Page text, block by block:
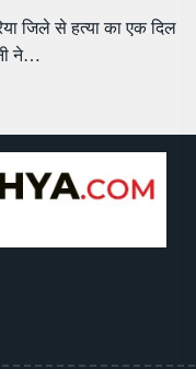
जिले से हत्या का एक दिल
ने…